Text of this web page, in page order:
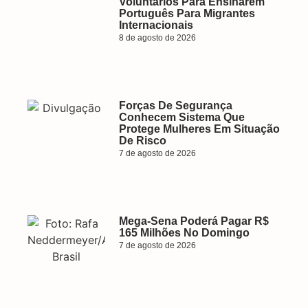
Português Para Migrantes
Internacionais
8 de agosto de 2026
Forças De Segurança
Conhecem Sistema Que
Protege Mulheres Em Situação
De Risco
7 de agosto de 2026
Mega-Sena Poderá Pagar R$
165 Milhões No Domingo
7 de agosto de 2026